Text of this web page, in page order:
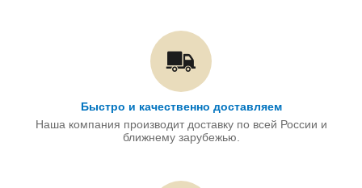
Быстро и качественно доставляем
Наша компания производит доставку по всей России и
ближнему зарубежью.